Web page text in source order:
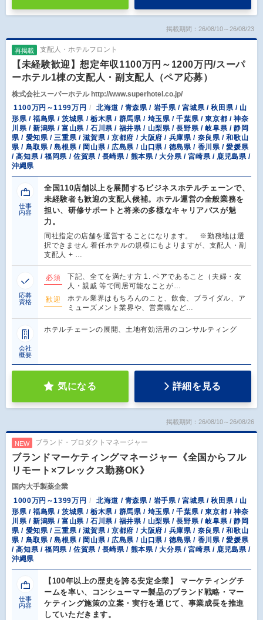
掲載期間：26/08/10～26/08/23
再掲載 支配人・ホテルフロント
【未経験歓迎】想定年収1100万円～1200万円/スーパ
ーホテル1棟の支配人・副支配人（ペア応募）
株式会社スーパーホテル http://www.superhotel.co.jp/
1100万円～1199万円
北海道 / 青森県 / 岩手県 / 宮城県 / 秋田県 / 山
形県 / 福島県 / 茨城県 / 栃木県 / 群馬県 / 埼玉県 / 千葉県 / 東京都 / 神奈
川県 / 新潟県 / 富山県 / 石川県 / 福井県 / 山梨県 / 長野県 / 岐阜県 / 静岡
県 / 愛知県 / 三重県 / 滋賀県 / 京都府 / 大阪府 / 兵庫県 / 奈良県 / 和歌山
県 / 鳥取県 / 島根県 / 岡山県 / 広島県 / 山口県 / 徳島県 / 香川県 / 愛媛県
/ 高知県 / 福岡県 / 佐賀県 / 長崎県 / 熊本県 / 大分県 / 宮崎県 / 鹿児島県 /
沖縄県
仕事
内容
全国110店舗以上を展開するビジネスホテルチェーンで、
未経験者も歓迎の支配人候補。ホテル運営の全般業務を
担い、研修サポートと将来の多様なキャリアパスが魅
力。
同社指定の店舗を運営することになります。 ※勤務地は選
択できません 着任ホテルの規模にもよりますが、支配人・副
支配人 + …
応募
資格
必須
下記、全てを満たす方 1. ペアであること（夫婦・友
人・親戚 等で同居可能なことが…
歓迎
ホテル業界はもちろんのこと、飲食、ブライダル、ア
ミューズメント業界や、営業職など…
会社
概要
ホテルチェーンの展開、土地有効活用のコンサルティング
気になる 詳細を見る
掲載期間：26/08/10～26/08/26
NEW ブランド・プロダクトマネージャー
ブランドマーケティングマネージャー《全国からフル
リモート×フレックス勤務OK》
国内大手製薬企業
1000万円～1399万円
北海道 / 青森県 / 岩手県 / 宮城県 / 秋田県 / 山
形県 / 福島県 / 茨城県 / 栃木県 / 群馬県 / 埼玉県 / 千葉県 / 東京都 / 神奈
川県 / 新潟県 / 富山県 / 石川県 / 福井県 / 山梨県 / 長野県 / 岐阜県 / 静岡
県 / 愛知県 / 三重県 / 滋賀県 / 京都府 / 大阪府 / 兵庫県 / 奈良県 / 和歌山
県 / 鳥取県 / 島根県 / 岡山県 / 広島県 / 山口県 / 徳島県 / 香川県 / 愛媛県
/ 高知県 / 福岡県 / 佐賀県 / 長崎県 / 熊本県 / 大分県 / 宮崎県 / 鹿児島県 /
沖縄県
仕事
内容
【100年以上の歴史を誇る安定企業】 マーケティングチ
ームを率い、コンシューマー製品のブランド戦略・マー
ケティング施策の立案・実行を通じて、事業成長を推進
していただきます。